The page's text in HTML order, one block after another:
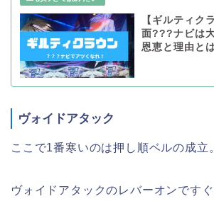
【ギルティク
面???ナビは
恩恵と理由と
ヴォイドアタック
ここで1番寒いのは押し順ベルの成立。
ヴォイドアタックのレバーオンです